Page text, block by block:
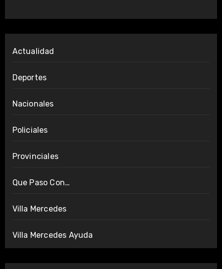
Actualidad
Deportes
Nacionales
Policiales
Provinciales
Que Paso Con…
Villa Mercedes
Villa Mercedes Ayuda